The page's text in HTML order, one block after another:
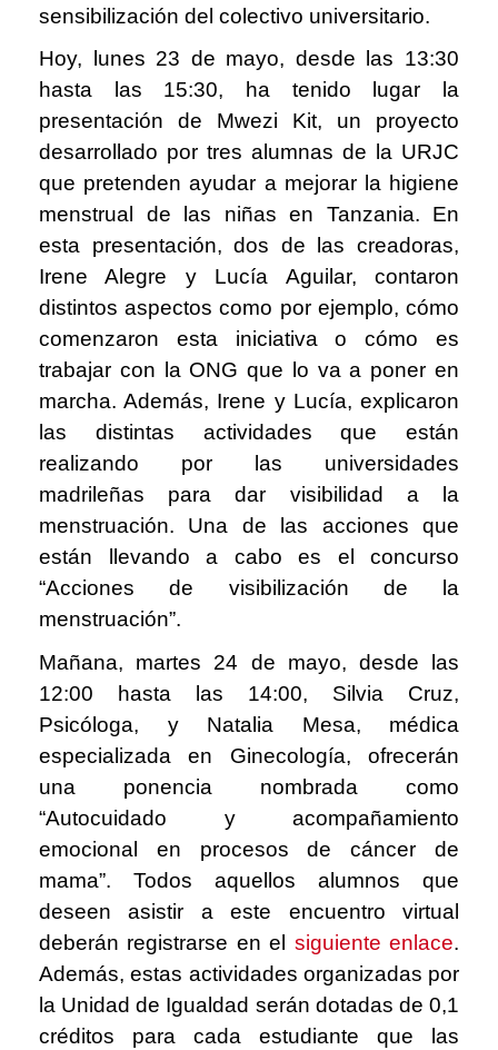
sensibilización del colectivo universitario.
Hoy, lunes 23 de mayo, desde las 13:30
hasta las 15:30, ha tenido lugar la
presentación de Mwezi Kit, un proyecto
desarrollado por tres alumnas de la URJC
que pretenden ayudar a mejorar la higiene
menstrual de las niñas en Tanzania. En
esta presentación, dos de las creadoras,
Irene Alegre y Lucía Aguilar, contaron
distintos aspectos como por ejemplo, cómo
comenzaron esta iniciativa o cómo es
trabajar con la ONG que lo va a poner en
marcha. Además, Irene y Lucía, explicaron
las distintas actividades que están
realizando por las universidades
madrileñas para dar visibilidad a la
menstruación. Una de las acciones que
están llevando a cabo es el concurso
“Acciones de visibilización de la
menstruación”.
Mañana, martes 24 de mayo, desde las
12:00 hasta las 14:00, Silvia Cruz,
Psicóloga, y Natalia Mesa, médica
especializada en Ginecología, ofrecerán
una ponencia nombrada como
“Autocuidado y acompañamiento
emocional en procesos de cáncer de
mama”. Todos aquellos alumnos que
deseen asistir a este encuentro virtual
deberán registrarse en el siguiente enlace.
Además, estas actividades organizadas por
la Unidad de Igualdad serán dotadas de 0,1
créditos para cada estudiante que las